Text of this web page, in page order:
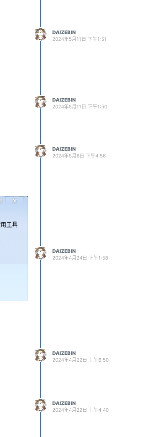
DAIZEBIN
2024年5月11日 下午1:51
DAIZEBIN
2024年5月11日 下午1:50
DAIZEBIN
2024年5月6日 下午4:56
DAIZEBIN
2024年4月24日 下午1:58
DAIZEBIN
2024年4月22日 上午6:50
DAIZEBIN
2024年4月22日 上午4:40